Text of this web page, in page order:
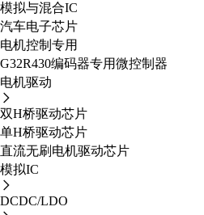
模拟与混合IC
汽车电子芯片
电机控制专用
G32R430编码器专用微控制器
电机驱动
双H桥驱动芯片
单H桥驱动芯片
直流无刷电机驱动芯片
模拟IC
DCDC/LDO